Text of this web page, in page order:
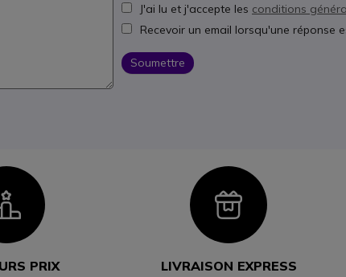
J'ai lu et j'accepte les conditions
Recevoir un email lorsqu'une réponse
Soumettre
Icon
PRIX
Icon
LIVRAISON EXPRESS